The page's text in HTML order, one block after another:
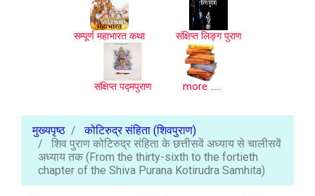
सम्पूर्ण महाभारत कथा संक्षिप्त लिङ्ग पुराण
संक्षिप्त पद्मपुराण more .....
मुख्यपृष्ठ
कोटिरुद्र संहिता (शिवपुराण)
शिव पुराण कोटिरुद्र संहिता के छत्तीसवें अध्याय से चालीसवें
अध्याय तक (From the thirty-sixth to the fortieth
chapter of the Shiva Purana Kotirudra Samhita)